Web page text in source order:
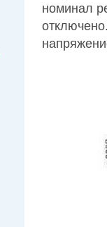
номинал